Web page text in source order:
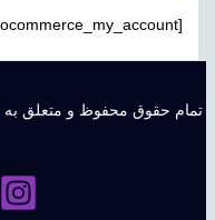
[woocommerce_my_account]
تمام حقوق محفوظ و متعلق به